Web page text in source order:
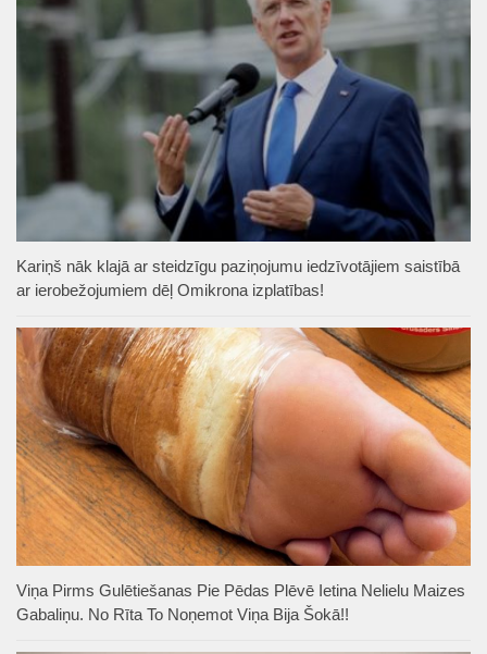
Kariņš nāk klajā ar steidzīgu paziņojumu iedzīvotājiem saistībā
ar ierobežojumiem dēļ Omikrona izplatības!
Viņa Pirms Gulētiešanas Pie Pēdas Plēvē Ietina Nelielu Maizes
Gabaliņu. No Rīta To Noņemot Viņa Bija Šokā!!